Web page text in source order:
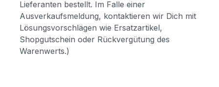
Lieferanten bestellt. Im Falle einer
Ausverkaufsmeldung, kontaktieren wir Dich mit
Lösungsvorschlägen wie Ersatzartikel,
Shopgutschein oder Rückvergütung des
Warenwerts.)